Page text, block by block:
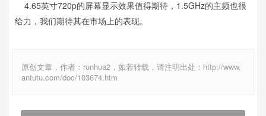
4.65英寸720p的屏幕显示效果值得期待，1.5GHz的主频也很
给力，我们期待其在市场上的表现。
原创文章，作者：runhua2，如若转载，请注明出处：http://www.
antutu.com/doc/103674.htm